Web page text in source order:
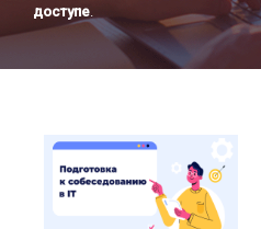
доступе.